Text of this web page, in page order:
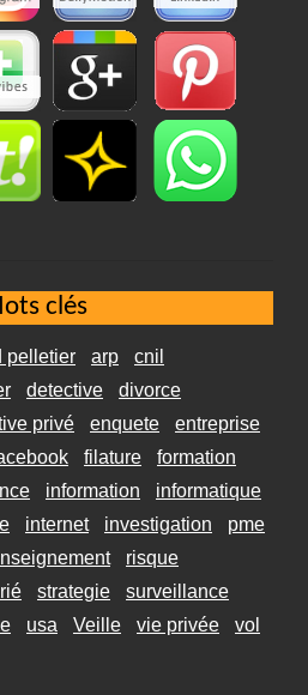
clés
pelletier arp
cnil
detective
divorce
privé enquete
entreprise
filature
formation
information
informatique
internet investigation
pme
risque
strategie
surveillance
usa Veille vie privée
vol